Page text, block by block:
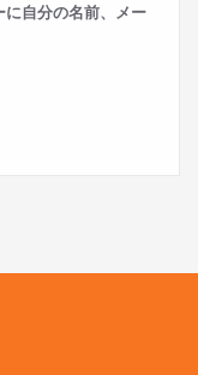
自分の名前、メー